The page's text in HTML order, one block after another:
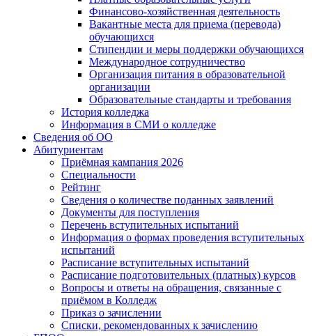
Финансово-хозяйственная деятельность
Вакантные места для приема (перевода)
обучающихся
Стипендии и меры поддержки обучающихся
Международное сотрудничество
Организация питания в образовательной
организации
Образовательные стандарты и требования
История колледжа
Информация в СМИ о колледже
Сведения об ОО
Абитуриентам
Приёмная кампания 2026
Специальности
Рейтинг
Сведения о количестве поданных заявлений
Документы для поступления
Перечень вступительных испытаний
Информация о формах проведения вступительных
испытаний
Расписание вступительных испытаний
Расписание подготовительных (платных) курсов
Вопросы и ответы на обращения, связанные с
приёмом в Колледж
Приказ о зачислении
Списки, рекомендованных к зачислению